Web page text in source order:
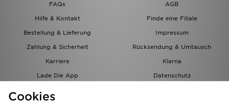
FAQs
AGB
Hilfe & Kontakt
Finde eine Filiale
Bestellung & Lieferung
Impressum
Zahlung & Sicherheit
Rücksendung & Umtausch
Karriere
Klarna
Lade Die App
Datenschutz
Cookies